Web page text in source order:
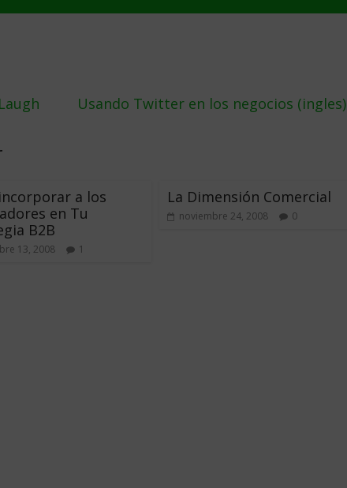
Usando Twitter en los negocios (ingles)
a los
en Tu
B2B
13, 2008 1
La Dimensión Comercial
noviembre 24, 2008 0